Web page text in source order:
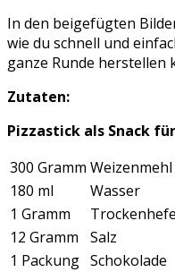
In den beigefügten
wie du schnell und
ganze Runde herstellen
Zutaten:
Pizzastick als Snack
300 Gramm Weizenmehl
180 ml
Wasser
1 Gramm
Trockenhefe
12 Gramm
Salz
1 Packung Schokolade